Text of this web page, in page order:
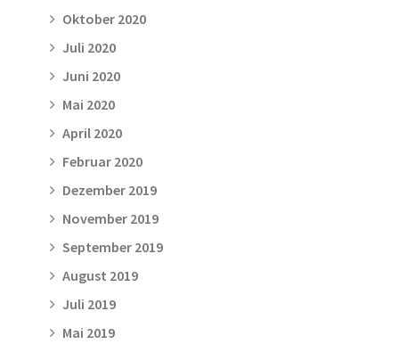
Oktober 2020
Juli 2020
Juni 2020
Mai 2020
April 2020
Februar 2020
Dezember 2019
November 2019
September 2019
August 2019
Juli 2019
Mai 2019